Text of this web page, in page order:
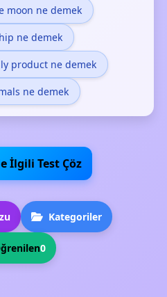
moon ne demek
ne demek
product ne demek
ne demek
İlgili Test Çöz
Kategoriler
0